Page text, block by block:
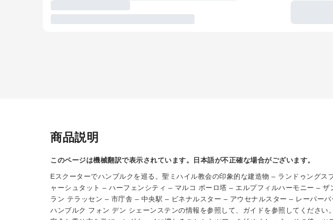
商品説明
このページは機械翻訳で表示されています。日本語が不正確な場合がございます。
Eスクーターでハンブルクを巡る。聖ミハイル教会の印象的な建造物 – ランドゥングス
ャーシュタット – ハーフェンシティ – マルコ ポーロ塔 – エルプフィルハーモニー –
ラン テラッセン – 市庁舎 – 中央駅 – ビネナルスター – アウセナルスター – レーパーバ
ハンブルク フォン デン シェーンステンの情報を参照して、ガイドを参照してください。